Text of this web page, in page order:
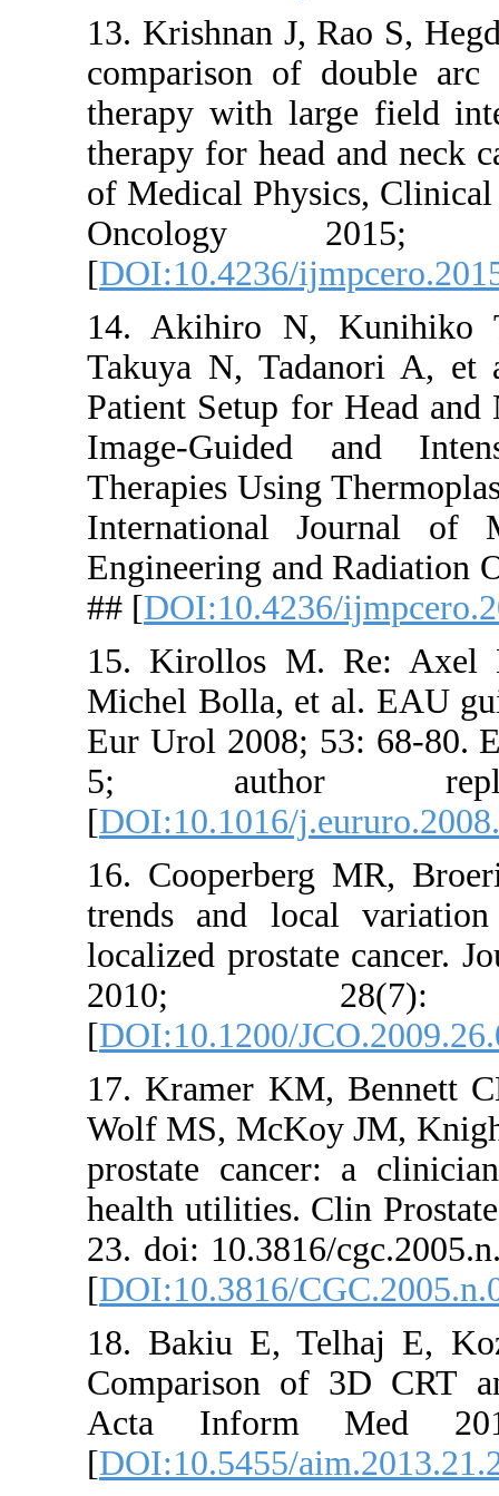
13.
therapy
therapy
of Medical
[
14.
Takuya
Patient
Image-
Therapies
## [
15.
Michel
Eur Urol
5;
[
16.
trends
localized
[
17.
Wolf MS,
prostate
health
23. doi:
[
18. Bakiu
Acta
[